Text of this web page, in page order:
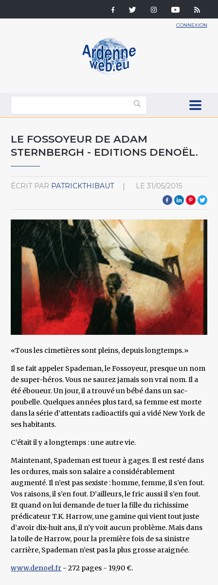
CONNEXION
LE FOSSOYEUR DE ADAM
STERNBERGH - EDITIONS DENOËL.
ÉCRIT PAR PATRICKTHIBAUT LE 31/05/2015
«Tous les cimetières sont pleins, depuis longtemps.»
Il se fait appeler Spademan, le Fossoyeur, presque un nom
de super-héros. Vous ne saurez jamais son vrai nom. Il a
été éboueur. Un jour, il a trouvé un bébé dans un sac-
poubelle. Quelques années plus tard, sa femme est morte
dans la série d’attentats radioactifs qui a vidé New York de
ses habitants.
C’était il y a longtemps : une autre vie.
Maintenant, Spademan est tueur à gages. Il est resté dans
les ordures, mais son salaire a considérablement
augmenté. Il n’est pas sexiste : homme, femme, il s’en fout.
Vos raisons, il s’en fout. D’ailleurs, le fric aussi il s’en fout.
Et quand on lui demande de tuer la fille du richissime
prédicateur T.K. Harrow, une gamine qui vient tout juste
d’avoir dix-huit ans, il n’y voit aucun problème. Mais dans
la toile de Harrow, pour la première fois de sa sinistre
carrière, Spademan n’est pas la plus grosse araignée.
www.denoel.fr - 272 pages - 19,90 €.